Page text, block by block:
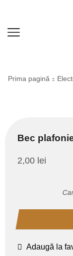
Prima pagină
Bec
2,00 lei
Adaugă la